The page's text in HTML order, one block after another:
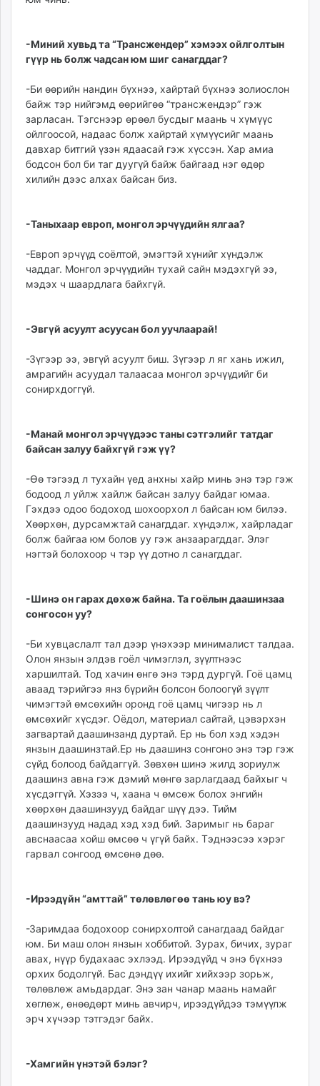
-Миний хувьд та “Трансжендер” хэмээх ойлголтын
гүүр нь болж чадсан юм шиг санагддаг?
-Би өөрийн нандин бүхнээ, хайртай бүхнээ золиослон
байж тэр нийгэмд өөрийгөө “трансжендэр” гэж
зарласан. Тэгснээр өрөөл бусдыг маань ч хүмүүс
ойлгоосой, надаас болж хайртай хүмүүсийг маань
давхар битгий үзэн ядаасай гэж хүссэн. Хар амиа
бодсон бол би таг дуугүй байж байгаад нэг өдөр
хилийн дээс алхах байсан биз.
-Таныхаар европ, монгол эрчүүдийн ялгаа?
-Европ эрчүүд соёлтой, эмэгтэй хүнийг хүндэлж
чаддаг. Монгол эрчүүдийн тухай сайн мэдэхгүй ээ,
мэдэх ч шаардлага байхгүй.
-Эвгүй асуулт асуусан бол уучлаарай!
-Зүгээр ээ, эвгүй асуулт биш. Зүгээр л яг хань ижил,
амрагийн асуудал талаасаа монгол эрчүүдийг би
сонирхдоггүй.
-Манай монгол эрчүүдээс таны сэтгэлийг татдаг
байсан залуу байхгүй гэж үү?
-Өө тэгээд л тухайн үед анхны хайр минь энэ тэр гэж
бодоод л уйлж хайлж байсан залуу байдаг юмаа.
Гэхдээ одоо бодоход шохоорхол л байсан юм билээ.
Хөөрхөн, дурсамжтай санагддаг. хүндэлж, хайрладаг
болж байгаа юм болов уу гэж анзаарагддаг. Элэг
нэгтэй болохоор ч тэр үү дотно л санагддаг.
-Шинэ он гарах дөхөж байна. Та гоёлын даашинзаа
сонгосон уу?
-Би хувцаслалт тал дээр үнэхээр минималист талдаа.
Олон янзын элдэв гоёл чимэглэл, зүүлтнээс
харшилтай. Тод хачин өнгө энэ тэрд дургүй. Гоё цамц
аваад тэрийгээ янз бүрийн болсон болоогүй зүүлт
чимэгтэй өмсөхийн оронд гоё цамц чигээр нь л
өмсөхийг хүсдэг. Оёдол, материал сайтай, цэвэрхэн
загвартай даашинзанд дуртай. Ер нь бол хэд хэдэн
янзын даашинзтай.Ер нь даашинз сонгоно энэ тэр гэж
сүйд болоод байдаггүй. Зөвхөн шинэ жилд зориулж
даашинз авна гэж дэмий мөнгө зарлагдаад байхыг ч
хүсдэггүй. Хэзээ ч, хаана ч өмсөж болох энгийн
хөөрхөн даашинзууд байдаг шүү дээ. Тийм
даашинзууд надад хэд хэд бий. Заримыг нь бараг
авснаасаа хойш өмсөө ч үгүй байх. Тэднээсээ хэрэг
гарвал сонгоод өмсөнө дөө.
-Ирээдүйн “амттай” төлөвлөгөө тань юу вэ?
-Заримдаа бодохоор сонирхолтой санагдаад байдаг
юм. Би маш олон янзын хоббитой. Зурах, бичих, зураг
авах, нүүр будахаас эхлээд. Ирээдүйд ч энэ бүхнээ
орхих бодолгүй. Бас дэндүү ихийг хийхээр зорьж,
төлөвлөж амьдардаг. Энэ зан чанар маань намайг
хөглөж, өнөөдөрт минь авчирч, ирээдүйдээ тэмүүлж
эрч хүчээр тэтгэдэг байх.
-Хамгийн үнэтэй бэлэг?